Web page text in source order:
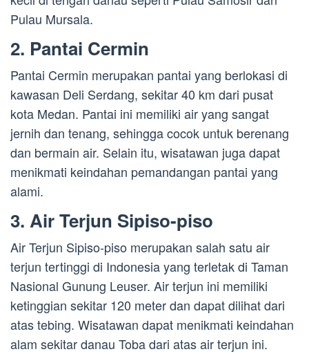
Pulau Mursala.
2. Pantai Cermin
Pantai Cermin merupakan pantai yang berlokasi di
kawasan Deli Serdang, sekitar 40 km dari pusat
kota Medan. Pantai ini memiliki air yang sangat
jernih dan tenang, sehingga cocok untuk berenang
dan bermain air. Selain itu, wisatawan juga dapat
menikmati keindahan pemandangan pantai yang
alami.
3. Air Terjun Sipiso-piso
Air Terjun Sipiso-piso merupakan salah satu air
terjun tertinggi di Indonesia yang terletak di Taman
Nasional Gunung Leuser. Air terjun ini memiliki
ketinggian sekitar 120 meter dan dapat dilihat dari
atas tebing. Wisatawan dapat menikmati keindahan
alam sekitar danau Toba dari atas air terjun ini.